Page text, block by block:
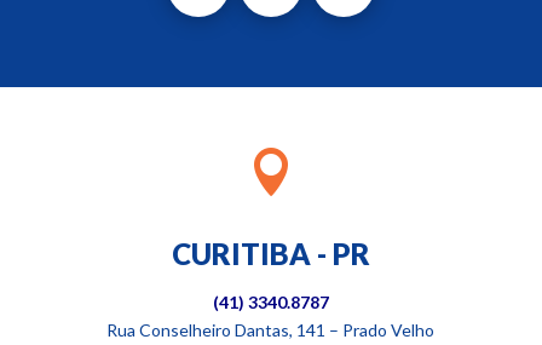

CURITIBA - PR
(41) 3340.8787
Rua Conselheiro Dantas, 141 – Prado Velho